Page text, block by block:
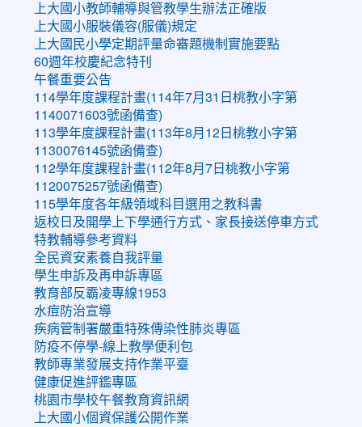
上大國小教師輔導與管教學生辦法正確版
上大國小服裝儀容(服儀)規定
上大國民小學定期評量命審題機制實施要點
60週年校慶紀念特刊
午餐重要公告
114學年度課程計畫(114年7月31日桃教小字第
1140071603號函備查)
113學年度課程計畫(113年8月12日桃教小字第
1130076145號函備查)
112學年度課程計畫(112年8月7日桃教小字第
1120075257號函備查)
115學年度各年級領域科目選用之教科書
返校日及開學上下學通行方式、家長接送停車方式
特教輔導參考資料
全民資安素養自我評量
學生申訴及再申訴專區
教育部反霸凌專線1953
水痘防治宣導
疾病管制署嚴重特殊傳染性肺炎專區
防疫不停學-線上教學便利包
教師專業發展支持作業平臺
健康促進評鑑專區
桃園市學校午餐教育資訊網
上大國小個資保護公開作業